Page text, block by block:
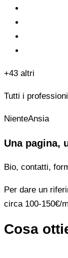
+43 altri
Tutti i
NienteAnsia
Una pagina,
Bio, contatti,
Per dare un
circa 100-150€/
Cosa